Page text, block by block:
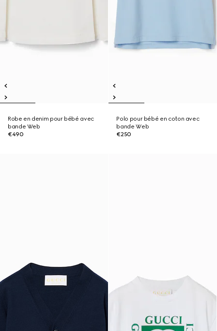
Robe en denim pour bébé avec
bande Web
€490
Polo pour bébé en coton avec
bande Web
€250